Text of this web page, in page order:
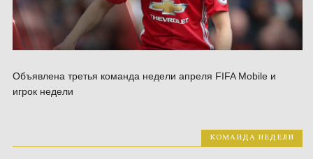
Объявлена третья команда недели апреля FIFA Mobile и
игрок недели
КОМАНДА НЕДЕЛИ